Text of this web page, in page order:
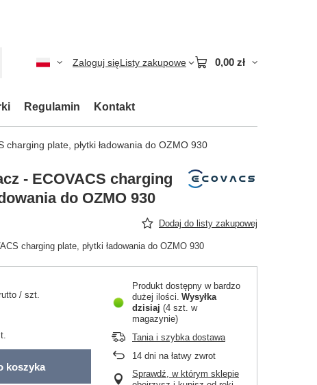
Zaloguj sięListy zakupowe 0,00 zł
Regulamin Kontakt
charging plate, płytki ładowania do OZMO 930
- ECOVACS charging
do OZMO 930
Dodaj do listy zakupowej
charging plate, płytki ładowania do OZMO 930
/ szt.
koszyka
Produkt dostępny w bardzo
dużej ilości Wysyłka
dzisiaj (4 szt. w
magazynie)
Tania i szybka dostawa
14 dni na łatwy zwrot
Sprawdź, w którym sklepie